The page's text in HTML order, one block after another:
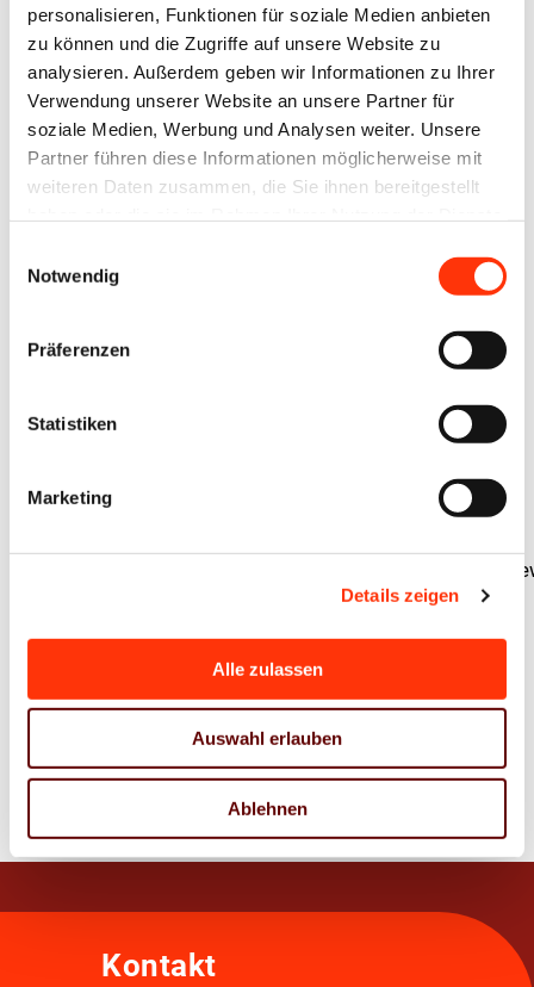
personalisieren, Funktionen für soziale Medien anbieten
zu können und die Zugriffe auf unsere Website zu
analysieren. Außerdem geben wir Informationen zu Ihrer
Verwendung unserer Website an unsere Partner für
soziale Medien, Werbung und Analysen weiter. Unsere
Partner führen diese Informationen möglicherweise mit
weiteren Daten zusammen, die Sie ihnen bereitgestellt
Notwendig
Präferenzen
Statistiken
Marketing
Details zeigen
Alle zulassen
Auswahl erlauben
Ablehnen
dieser vitalen
Branche.
Stärken von
Gedruckt.
Branchendaten
Innovation
Nachhaltigkeit
Arbeit & Tarif
Die
Leben bunt!
Kontakt